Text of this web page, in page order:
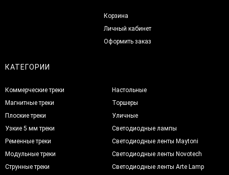
Корзина
Личный кабинет
Оформить заказ
КАТЕГОРИИ
Коммерческие треки
Магнитные треки
Плоские треки
Узкие 5 мм треки
Ременные треки
Модульные треки
Струнные треки
Настольные
Торшеры
Уличные
Светодиодные лампы
Светодиодные ленты Maytoni
Светодиодные ленты Novotech
Светодиодные ленты Arte Lamp